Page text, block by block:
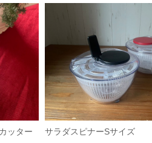
ッター サラダスピナーSサイズ